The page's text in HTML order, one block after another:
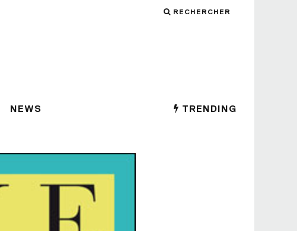
RECHERCHER
NEWS TRENDING